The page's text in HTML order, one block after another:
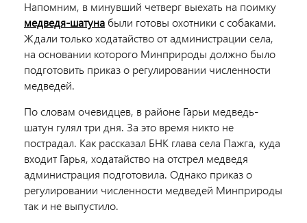
Напомним, в минувший четверг выехать на поимку
медведя-шатуна были готовы охотники с собаками.
Ждали только ходатайство от администрации села,
на основании которого Минприроды должно было
подготовить приказ о регулировании численности
медведей.
По словам очевидцев, в районе Гарьи медведь-
шатун гулял три дня. За это время никто не
пострадал. Как рассказал БНК глава села Пажга, куда
входит Гарья, ходатайство на отстрел медведя
администрация подготовила. Однако приказ о
регулировании численности медведей Минприроды
так и не выпустило.